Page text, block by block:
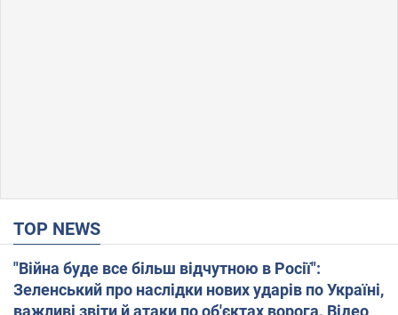
TOP NEWS
"Війна буде все більш відчутною в Росії":
Зеленський про наслідки нових ударів по Україні,
важливі звіти й атаки по об'єктах ворога. Відео